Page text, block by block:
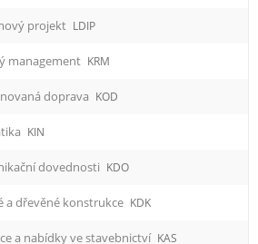
projekt LDIP
management KRM
doprava KOD
KIN
dovednosti KDO
a dřevěné konstrukce KDK
a nabídky ve stavebnictví KAS